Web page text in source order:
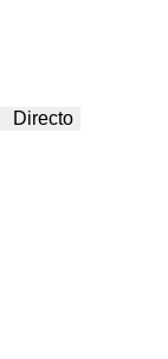
Directo